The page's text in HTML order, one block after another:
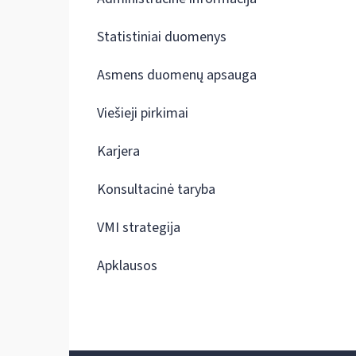
Statistiniai duomenys
Asmens duomenų apsauga
Viešieji pirkimai
Karjera
Konsultacinė taryba
VMI strategija
Apklausos